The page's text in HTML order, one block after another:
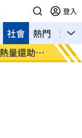
登入
熱門 影音
社會
量還助排
28歲
晶